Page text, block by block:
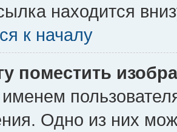
находится
к началу
поместить
Одно из них